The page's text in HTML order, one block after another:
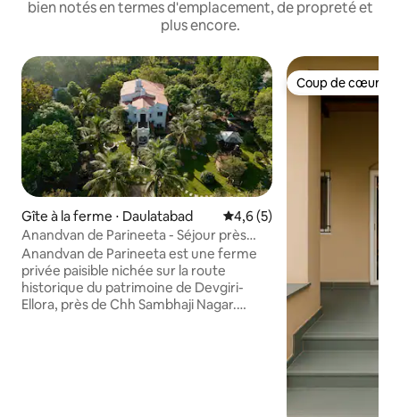
bien notés en termes d'emplacement, de propreté et
plus encore.
Gîte à la ferme ⋅ Daulatabad Évaluation moyenne sur la
4,6 (5)
Anandvan de Parineeta - Séjour près
d'Ellora Sambhajingr
Anandvan de Parineeta est une ferme
privée paisible nichée sur la route
historique du patrimoine de Devgiri-
Ellora, près de Chh Sambhaji Nagar.
Coup de cœur
Coup de cœur